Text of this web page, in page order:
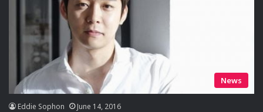
News
Eddie Sophon June 14, 2016